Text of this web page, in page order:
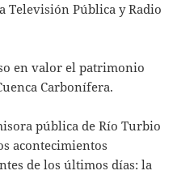
Televisión Pública y Radio
en valor el patrimonio
Carbonífera.
pública de Río Turbio
acontecimientos
de los últimos días: la